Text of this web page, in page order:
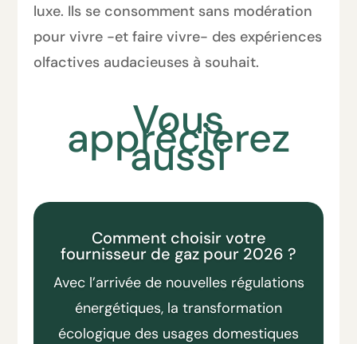
luxe. Ils se consomment sans modération
pour vivre -et faire vivre- des expériences
olfactives audacieuses à souhait.
Vous
apprécierez
aussi
Comment choisir votre
fournisseur de gaz pour 2026 ?
Avec l’arrivée de nouvelles régulations
énergétiques, la transformation
écologique des usages domestiques